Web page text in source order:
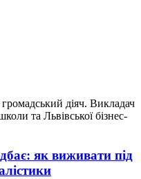
діяч. Викладач
та Львівської бізнес-
як виживати під